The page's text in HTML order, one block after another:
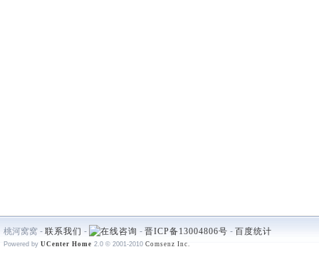
桃河窝窝 - 联系我们 - - 晋ICP备13004806号 - 百度统计
Powered by UCenter Home 2.0 © 2001-2010 Comsenz Inc.